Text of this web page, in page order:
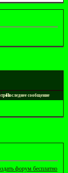
Последнее сообщение
форум бесплатно